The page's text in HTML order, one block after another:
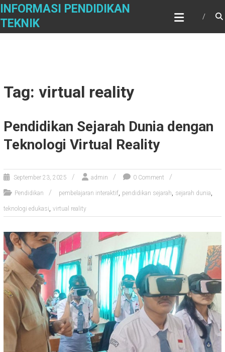
Skip
content
INFORMASI PENDIDIKAN
TEKNIK
Tag: virtual reality
Pendidikan Sejarah Dunia dengan
Teknologi Virtual Reality
September 23, 2025 admin 0 Comment
Pendidikan pembelajaran interaktif, pendidikan sejarah, sejarah dunia,
teknologi edukasi, virtual reality